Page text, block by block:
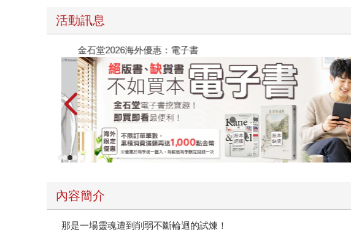
活動訊息
金石堂2026海外優惠：電子書
內容簡介
那是一場靈魂遭到削弱不斷輪迴的試煉！